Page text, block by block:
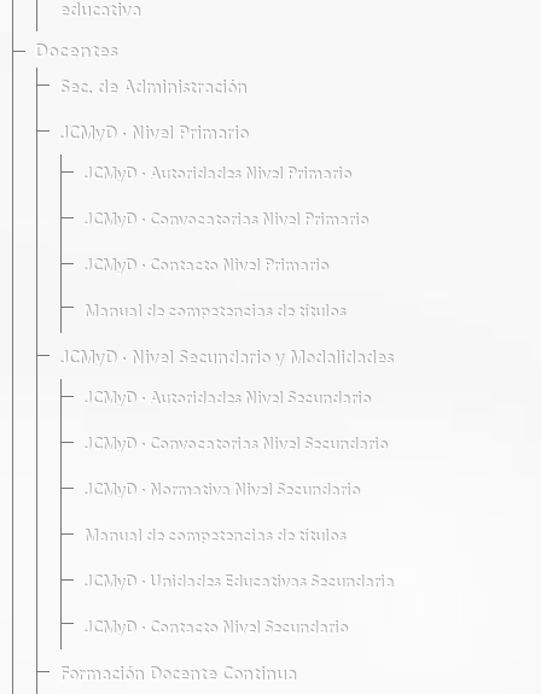
educativa
Docentes
Sec. de Administración
JCMyD · Nivel Primario
JCMyD · Autoridades Nivel Primario
JCMyD · Convocatorias Nivel Primario
JCMyD · Contacto Nivel Primario
Manual de competencias de títulos
JCMyD · Nivel Secundario y Modalidades
JCMyD · Autoridades Nivel Secundario
JCMyD · Convocatorias Nivel Secundario
JCMyD · Normativa Nivel Secundario
Manual de competencias de títulos
JCMyD · Unidades Educativas Secundaria
JCMyD · Contacto Nivel Secundario
Formación Docente Continua